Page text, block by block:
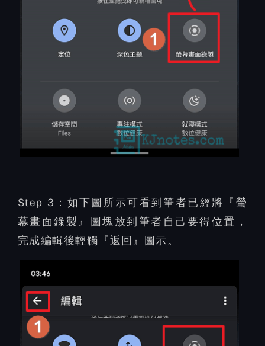
Step 3： 如下圖所示可看到筆者已經將『螢
幕畫面錄製』圖塊放到筆者自己要得位置，
完成編輯後輕觸『返回』圖示。